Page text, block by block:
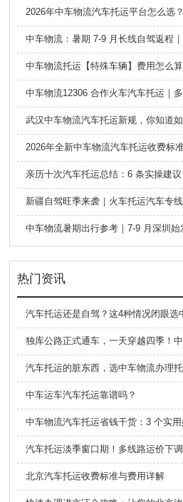
2026年中车物流汽车托运平台怎么选
中车物流托运【特殊车辆】费用怎么算
武汉中车物流汽车托运新规，你知道
2026年全新中车物流汽车托运收费标
新疆自驾旺季来袭｜火车托运汽车专
中车物流暑期出行参考｜7-9 月深圳
热门资讯
汽车托运的脏东西，选中车物流办理
中车运车汽车托运靠谱吗？
北京汽车托运收费标准与费用详解